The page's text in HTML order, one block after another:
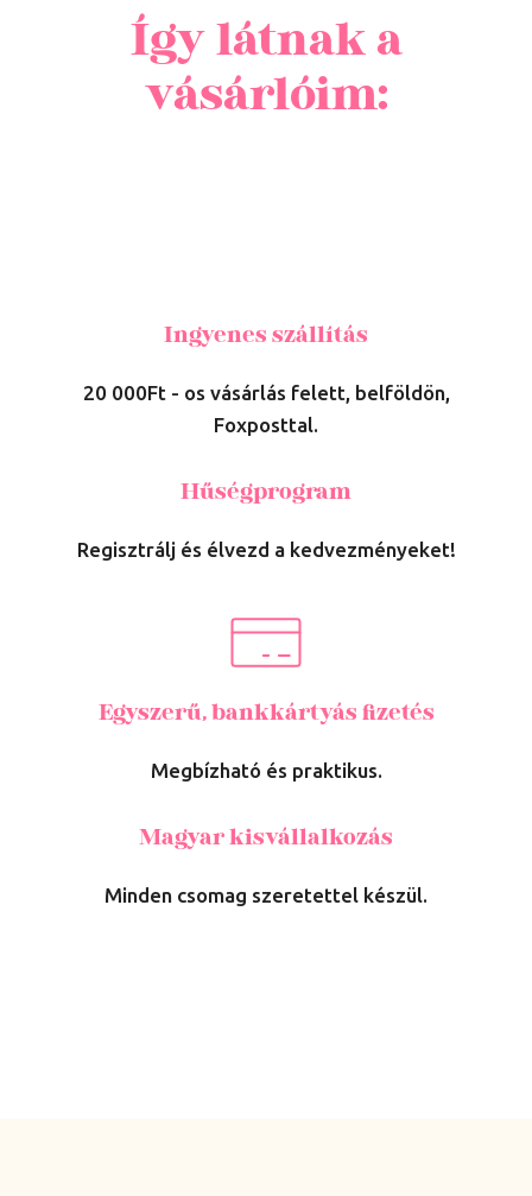
Így látnak a
vásárlóim:
Ingyenes szállítás
20 000Ft - os vásárlás felett, belföldön,
Foxposttal.
Hűségprogram
Regisztrálj és élvezd a kedvezményeket!
Egyszerű, bankkártyás fizetés
Megbízható és praktikus.
Magyar kisvállalkozás
Minden csomag szeretettel készül.